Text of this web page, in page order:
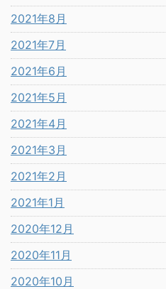
2021年8月
2021年7月
2021年6月
2021年5月
2021年4月
2021年3月
2021年2月
2021年1月
2020年12月
2020年11月
2020年10月